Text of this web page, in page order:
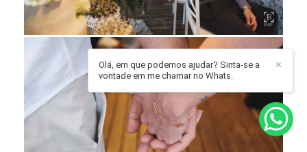
✕
Olá, em que podemos ajudar? Sinta-se a
vontade em me chamar no Whats.